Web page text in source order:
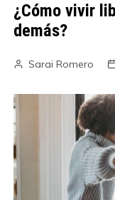
¿Cómo vivir
demás?
Sarai Romero